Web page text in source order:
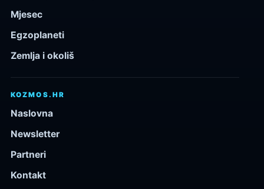
Mjesec
Egzoplaneti
Zemlja i okoliš
KOZMOS.HR
Naslovna
Newsletter
Partneri
Kontakt